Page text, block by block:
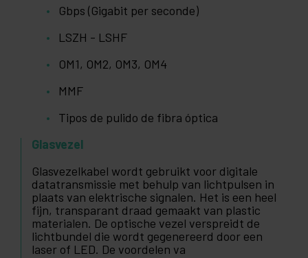
Gbps (Gigabit per seconde)
LSZH - LSHF
OM1, OM2, OM3, OM4
MMF
Tipos de pulido de fibra óptica
Glasvezel
Glasvezelkabel wordt gebruikt voor digitale
datatransmissie met behulp van lichtpulsen in
plaats van elektrische signalen. Het is een heel
fijn, transparant draad gemaakt van plastic
materialen. De optische vezel verspreidt de
lichtbundel die wordt gegenereerd door een
laser of LED. De voordelen va